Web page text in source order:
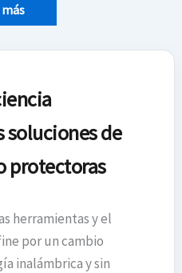
soluciones de
protectoras
herramientas y el
por un cambio
inalámbrica y sin